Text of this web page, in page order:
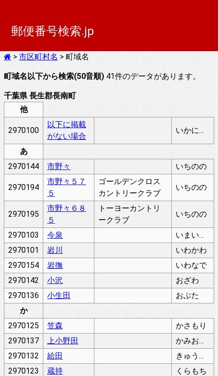
郵便番号検索.jp
> 市区町村名 > 町域名
町域名以下から検索(50音順) 41件のデータがあります。
千葉県 長生郡長南町
他
2970100
以下に掲載
がない場合
いかにけいさいがないばあい
あ
2970144
市野々 いちのの
2970194
市野々５７
５
ゴールデンクロス
カントリークラブ
いちのの
2970195
市野々６８
５
トーヨーカントリ
ークラブ
いちのの
2970103 今泉
いまいずみ
2970101
岩川
いわかわ
2970154
岩撫
いわなで
2970142
小沢
おざわ
2970136
小生田
おぶた
か
2970125
笠森
かさもり
2970137
上小野田
かみおのだ
2970132
給田
きゅうでん
2970123
蔵持
くらもち